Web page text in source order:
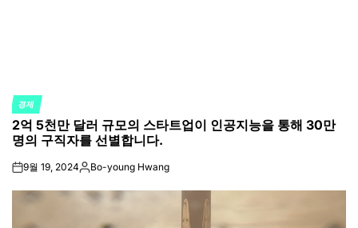
POSTED
IN
경제
2억 5천만 달러 규모의 스타트업이 인공지능을 통해 30만
명의 구직자를 선별합니다.
on9월 19, 2024Posted
Bo-young Hwang